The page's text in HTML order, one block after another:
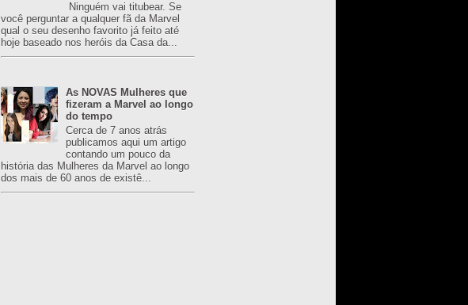
Ninguém vai titubear. Se
você perguntar a qualquer fã da Marvel
qual o seu desenho favorito já feito até
hoje baseado nos heróis da Casa da...
As NOVAS Mulheres que
fizeram a Marvel ao longo
do tempo
Cerca de 7 anos atrás
publicamos aqui um artigo
contando um pouco da
história das Mulheres da Marvel ao longo
dos mais de 60 anos de existê...